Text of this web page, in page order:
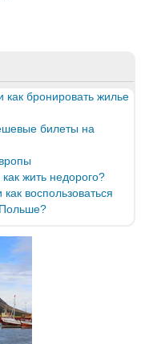
как бронировать жилье
билеты на
жить недорого?
воспользоваться
Польше?